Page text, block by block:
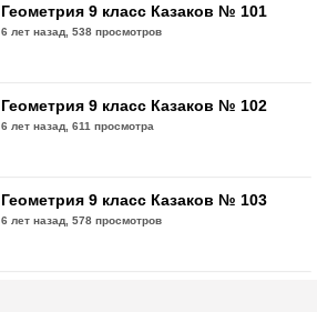
Геометрия 9 класс Казаков № 101
6 лет назад,538 просмотров
Геометрия 9 класс Казаков № 102
6 лет назад,611 просмотра
Геометрия 9 класс Казаков № 103
6 лет назад,578 просмотров